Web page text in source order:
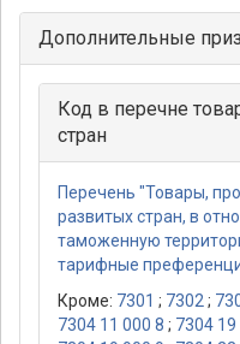
Дополнительные
Код в перечне
стран
Перечень "Товары,
развитых стран, в
таможенную
тарифные
Кроме: 7301 ; 7302 ;
7304 11 000 8 ; 7304 19